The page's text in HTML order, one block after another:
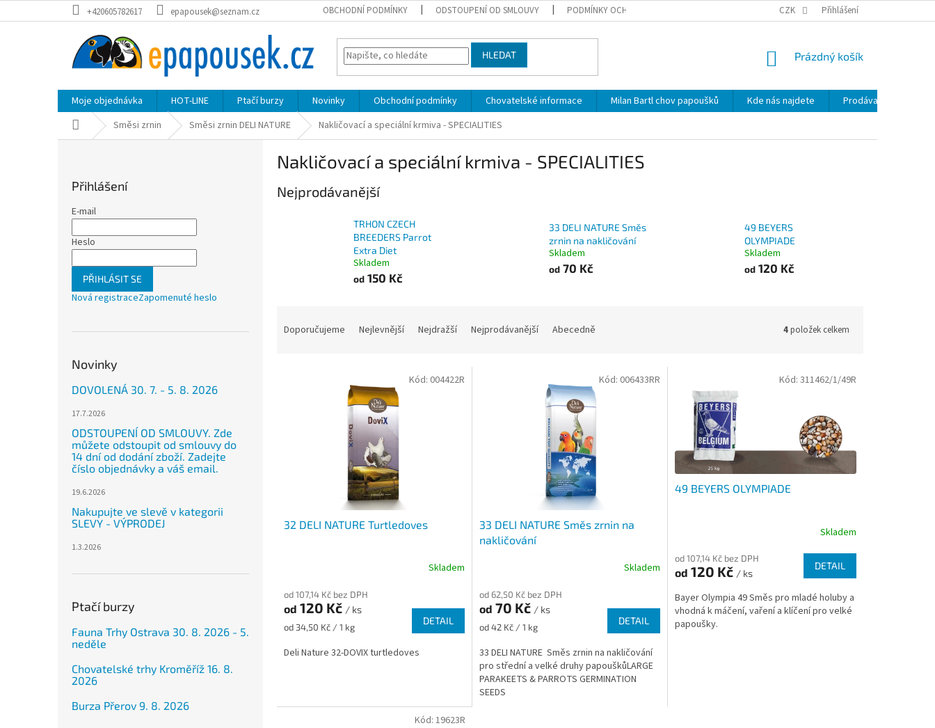
na
+420605782617 epapousek@seznam.cz OBCHODNÍ PODMÍNKY ODSTOUPENÍ OD SMLOUVY PODMÍNKY OCHRANY OSOBNÍCH ÚDAJŮ NOVINKY MAPA SERVERU
CZK Přihlášení
HLEDAT
NÁKUPNÍ
Prázdný košík
Moje objednávka HOT-LINE Ptačí burzy Novinky Obchodní podmínky Chovatelské informace Milan Bartl chov papoušků Kde nás najdete
Prodávané značky
Domů Směsi zrnin Směsi zrnin DELI NATURE Nakličovací a speciální krmiva - SPECIALITIES
Přihlášení
E-mail
Heslo
PŘIHLÁSIT SE
Nová registraceZapomenuté heslo
Novinky
DOVOLENÁ 30. 7. - 5. 8. 2026
17.7.2026
ODSTOUPENÍ OD SMLOUVY. Zde
můžete odstoupit od smlouvy do
14 dní od dodání zboží. Zadejte
číslo objednávky a váš email.
19.6.2026
Nakupujte ve slevě v kategorii
SLEVY - VÝPRODEJ
1.3.2026
Ptačí burzy
Fauna Trhy Ostrava 30. 8. 2026 - 5.
neděle
Chovatelské trhy Kroměříž 16. 8.
2026
Burza Přerov 9. 8. 2026
Nakličovací a speciální krmiva - SPECIALITIES
Nejprodávanější
TRHON CZECH
BREEDERS Parrot
Extra Diet
Skladem
od 150 Kč
33 DELI NATURE Směs
zrnin na nakličování
Skladem
od70 Kč
49 BEYERS
OLYMPIADE
Skladem
od120 Kč
Doporučujeme Nejlevnější Nejdražší Nejprodávanější Abecedně 4položek celkem
32 DELI NATURE Turtledoves
Skladem
od 107,14 Kč bez DPH
od 120 Kč / ks
Měrná
od 34,50 Kč / 1 kg
DETAIL
Deli Nature 32-DOVIX turtledoves
Kód: 004422R
33 DELI NATURE Směs zrnin na
nakličování
Skladem
od 62,50 Kč bez DPH
od 70 Kč / ks
Měrná
od 42 Kč / 1 kg
DETAIL
33 DELI NATURE Směs zrnin na nakličování
pro střední a velké druhy papouškůLARGE
PARAKEETS & PARROTS GERMINATION
SEEDS
Kód: 006433RR
49 BEYERS OLYMPIADE
Skladem
od 107,14 Kč bez DPH
od 120 Kč / ks
DETAIL
Bayer Olympia 49 Směs pro mladé holuby a
vhodná k máčení, vaření a klíčení pro velké
papoušky.
Kód: 311462/1/49R
Kód: 19623R